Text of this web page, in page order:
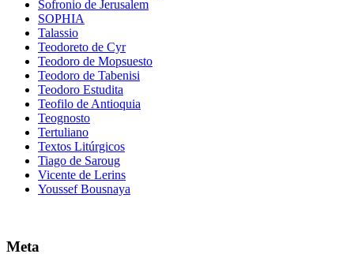
Sofronio de Jerusalem
SOPHIA
Talassio
Teodoreto de Cyr
Teodoro de Mopsuesto
Teodoro de Tabenisi
Teodoro Estudita
Teofilo de Antioquia
Teognosto
Tertuliano
Textos Litúrgicos
Tiago de Saroug
Vicente de Lerins
Youssef Bousnaya
Meta